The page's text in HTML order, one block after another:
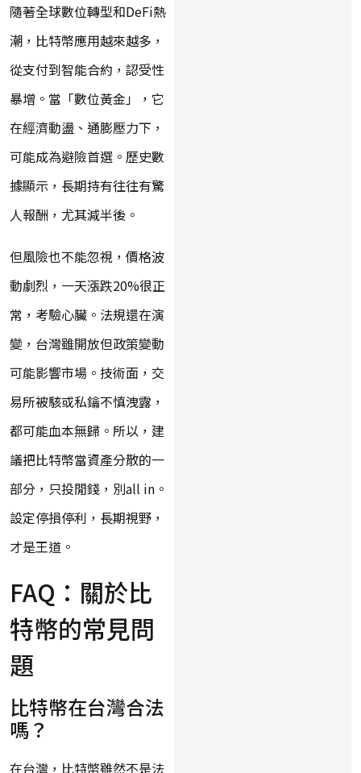
隨著全球數位轉型和DeFi熱
潮，比特幣應用越來越多，
從支付到智能合約，認受性
暴增。當「數位黃金」，它
在經濟動盪、通膨壓力下，
可能成為避險首選。歷史數
據顯示，長期持有往往有驚
人報酬，尤其減半後。
但風險也不能忽視，價格波
動劇烈，一天漲跌20%很正
常，考驗心臟。法規還在演
變，台灣雖開放但政策變動
可能影響市場。技術面，交
易所被駭或私鑰不慎洩露，
都可能血本無歸。所以，建
議把比特幣當資產分散的一
部分，只投閒錢，別all in。
設定停損停利，長期視野，
才是王道。
FAQ：關於比
特幣的常見問
題
比特幣在台灣合法
嗎？
在台灣，比特幣雖然不是法